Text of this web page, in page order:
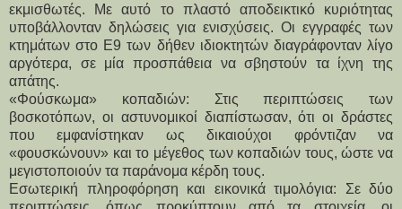
εκμισθωτές. Με αυτό το πλαστό αποδεικτικό κυριότητας
υποβάλλονταν δηλώσεις για ενισχύσεις. Οι εγγραφές των
κτημάτων στο Ε9 των δήθεν ιδιοκτητών διαγράφονταν λίγο
αργότερα, σε μία προσπάθεια να σβηστούν τα ίχνη της
απάτης.
«Φούσκωμα» κοπαδιών: Στις περιπτώσεις των
βοσκοτόπων, οι αστυνομικοί διαπίστωσαν, ότι οι δράστες
που εμφανίστηκαν ως δικαιούχοι φρόντιζαν να
«φουσκώνουν» και το μέγεθος των κοπαδιών τους, ώστε να
μεγιστοποιούν τα παράνομα κέρδη τους.
Εσωτερική πληροφόρηση και εικονικά τιμολόγια: Σε δύο